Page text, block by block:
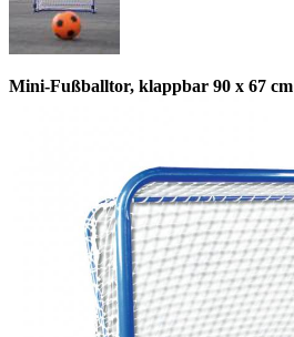
Mini-Fußballtor, klappbar 90 x 67 cm